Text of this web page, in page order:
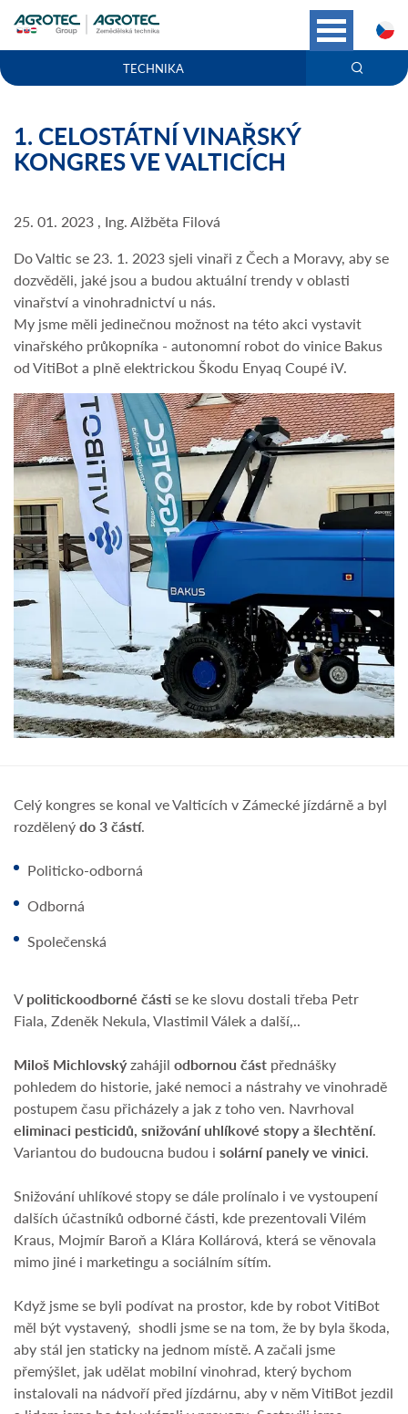
TECHNIKA
1. CELOSTÁTNÍ VINAŘSKÝ
KONGRES VE VALTICÍCH
25. 01. 2023 , Ing. Alžběta Filová
Do Valtic se 23. 1. 2023 sjeli vinaři z Čech a Moravy, aby se
dozvěděli, jaké jsou a budou aktuální trendy v oblasti
vinařství a vinohradnictví u nás.
My jsme měli jedinečnou možnost na této akci vystavit
vinařského průkopníka - autonomní robot do vinice Bakus
od VitiBot a plně elektrickou Škodu Enyaq Coupé iV.
Celý kongres se konal ve Valticích v Zámecké jízdárně a byl
rozdělenýdo 3 částí.
Politicko-odborná
Odborná
Společenská
Vpolitickoodborné částise ke slovu dostali třeba Petr
Fiala, Zdeněk Nekula, Vlastimil Válek a další,..
Miloš Michlovskýzahájil odbornou část přednášky
pohledem do historie, jaké nemoci a nástrahy ve vinohradě
postupem času přicházely a jak z toho ven. Navrhoval
eliminaci pesticidů, snižování uhlíkové stopy a šlechtění.
Variantou do budoucna budou i solární panely ve vinici.
Snižování uhlíkové stopy se dále prolínalo i ve vystoupení
dalších účastníků odborné části, kde prezentovali Vilém
Kraus, Mojmír Baroň a Klára Kollárová, která se věnovala
mimo jiné i marketingu a sociálním sítím.
Když jsme se byli podívat na prostor, kde by robot VitiBot
měl být vystavený, shodli jsme se na tom, že by byla škoda,
aby stál jen staticky na jednom místě. A začali jsme
přemýšlet, jak udělat mobilní vinohrad, který bychom
instalovali na nádvoří před jízdárnu, aby v něm VitiBot jezdil